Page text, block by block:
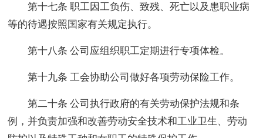
第十七条 职工因工负伤、致残、死亡以及患职业病
等的待遇按照国家有关规定执行。
第十八条 公司应组织职工定期进行专项体检。
第十九条 工会协助公司做好各项劳动保险工作。
第二十条 公司执行政府的有关劳动保护法规和条
例，并负责加强和改善劳动安全技术和工业卫生、劳动